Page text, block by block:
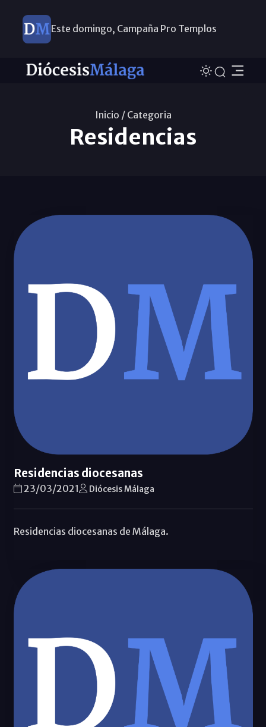
Este domingo, Campaña Pro Templos
Inicio / Categoria
Residencias
Residencias diocesanas
23/03/2021 Diócesis Málaga
Residencias diocesanas de Málaga.